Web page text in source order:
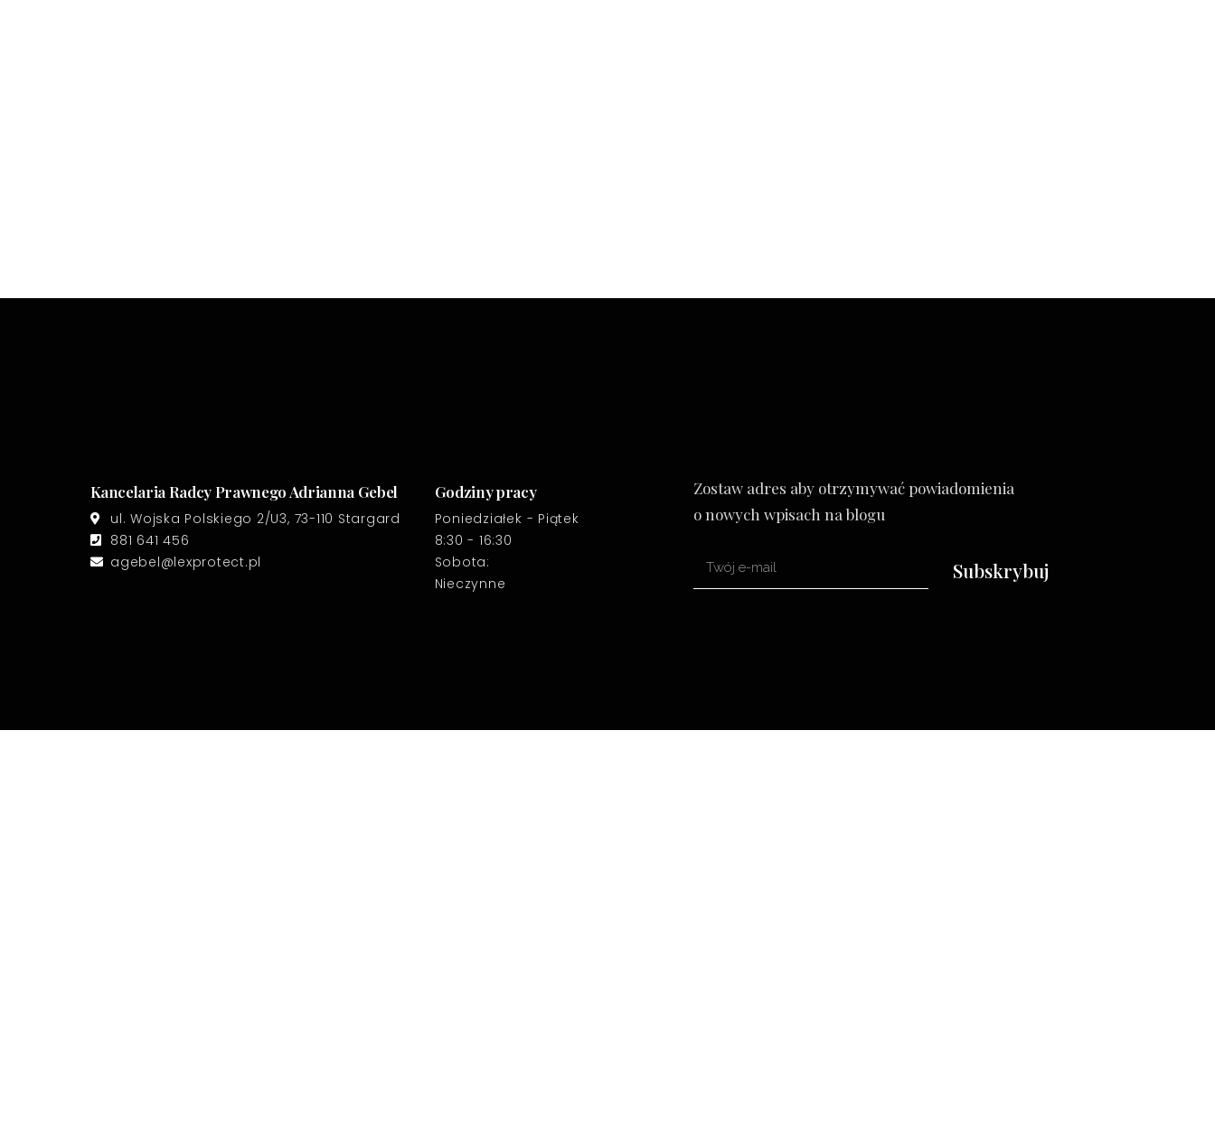
Kancelaria Radcy Prawnego Adrianna Gebel
ul. Wojska Polskiego 2/U3, 73-110 Stargard
881 641 456
agebel@lexprotect.pl
Godziny pracy
Poniedziałek - Piątek
8:30 - 16:30
Sobota:
Nieczynne
Zostaw adres aby otrzymywać powiadomienia
o nowych wpisach na blogu
Subskrybuj